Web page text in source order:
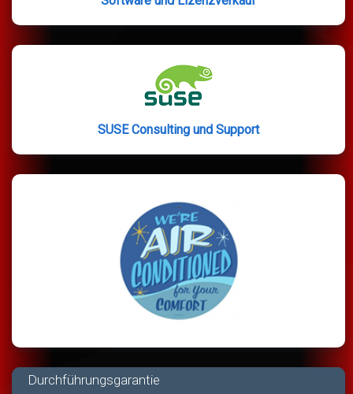
SUSE Consulting und Support
Durchführungsgarantie